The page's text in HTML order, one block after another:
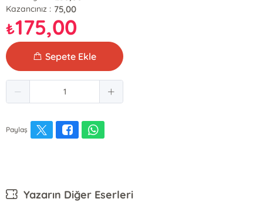
Kazancınız : 75,00
₺175,00
Sepete Ekle
Paylaş
Yazarın Diğer Eserleri